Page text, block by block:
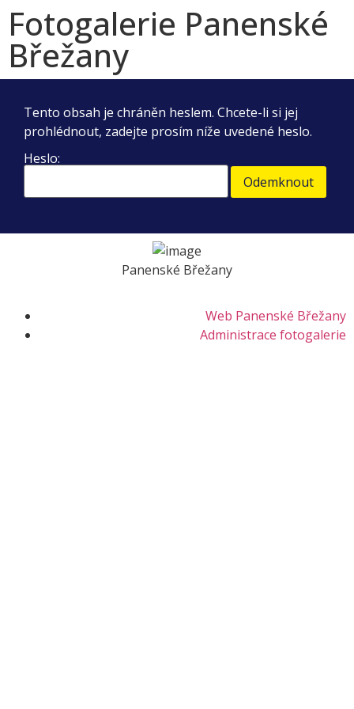
Fotogalerie Panenské
Břežany
Tento obsah je chráněn heslem. Chcete-li si jej
prohlédnout, zadejte prosím níže uvedené heslo.
Heslo:
Panenské Břežany
Web Panenské Břežany
Administrace fotogalerie